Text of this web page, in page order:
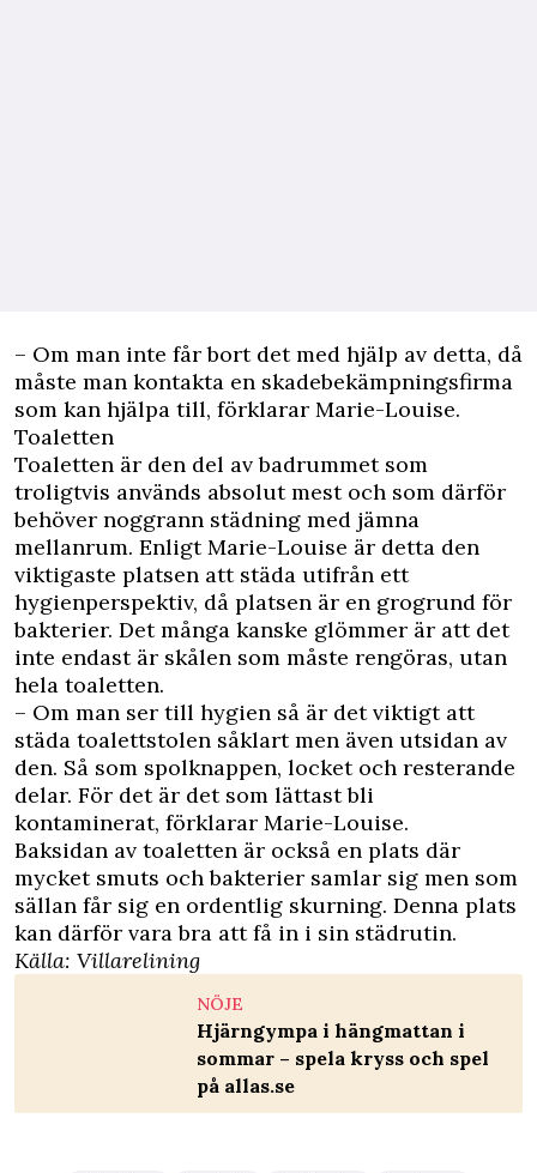
– Om man inte får bort det med hjälp av detta, då
måste man kontakta en skadebekämpningsfirma
som kan hjälpa till, förklarar Marie-Louise.
Toaletten
Toaletten är den del av badrummet som
troligtvis används absolut mest och som därför
behöver noggrann städning med jämna
mellanrum. Enligt Marie-Louise är detta den
viktigaste platsen att städa utifrån ett
hygienperspektiv, då platsen är en grogrund för
bakterier. Det många kanske glömmer är att det
inte endast är skålen som måste rengöras, utan
hela toaletten.
– Om man ser till hygien så är det viktigt att
städa toalettstolen såklart men även utsidan av
den. Så som spolknappen, locket och resterande
delar. För det är det som lättast bli
kontaminerat, förklarar Marie-Louise.
Baksidan av toaletten är också en plats där
mycket smuts och bakterier samlar sig men som
sällan får sig en ordentlig skurning. Denna plats
kan därför vara bra att få in i sin städrutin.
Källa: Villarelining
NÖJE
Hjärngympa i hängmattan i
sommar – spela kryss och spel
på allas.se